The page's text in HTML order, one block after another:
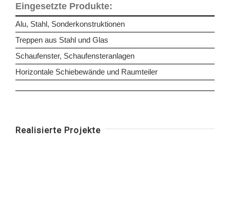
Eingesetzte Produkte:
Alu, Stahl, Sonderkonstruktionen
Treppen aus Stahl und Glas
Schaufenster, Schaufensteranlagen
Horizontale Schiebewände und Raumteiler
Realisierte Projekte